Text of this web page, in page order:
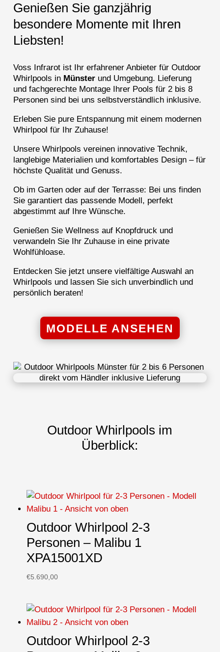
Genießen Sie ganzjährig
besondere Momente mit Ihren
Liebsten!
Voss Infrarot ist Ihr erfahrener Anbieter für Outdoor
Whirlpools in Münsterund Umgebung. Lieferung
und fachgerechte Montage Ihrer Pools für 2 bis 8
Personen sind bei uns selbstverständlich inklusive.
Erleben Sie pure Entspannung mit einem modernen
Whirlpool für Ihr Zuhause!
Unsere Whirlpools vereinen innovative Technik,
langlebige Materialien und komfortables Design – für
höchste Qualität und Genuss.
Ob im Garten oder auf der Terrasse: Bei uns finden
Sie garantiert das passende Modell, perfekt
abgestimmt auf Ihre Wünsche.
Genießen Sie Wellness auf Knopfdruck und
verwandeln Sie Ihr Zuhause in eine private
Wohlfühloase.
Entdecken Sie jetzt unsere vielfältige Auswahl an
Whirlpools und lassen Sie sich unverbindlich und
persönlich beraten!
MODELLE ANSEHEN
Outdoor Whirlpools im
Überblick:
Outdoor Whirlpool 2-3
Personen – Malibu 1
XPA15001XD
€5.690,00
Outdoor Whirlpool 2-3